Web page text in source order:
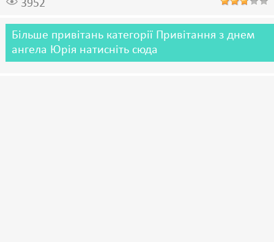
3952
Більше привітань категорії Привітання з днем
ангела Юрія натисніть сюда